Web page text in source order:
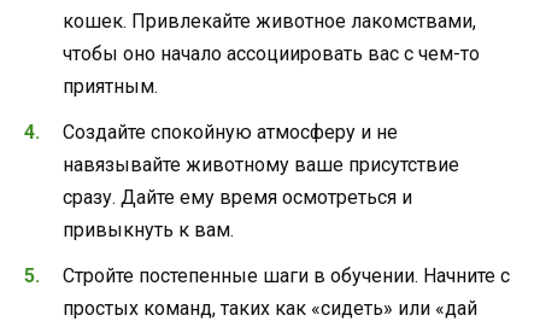
кошек. Привлекайте животное лакомствами,
чтобы оно начало ассоциировать вас с чем-то
приятным.
Создайте спокойную атмосферу и не
навязывайте животному ваше присутствие
сразу. Дайте ему время осмотреться и
привыкнуть к вам.
Стройте постепенные шаги в обучении. Начните с
простых команд, таких как «сидеть» или «дай